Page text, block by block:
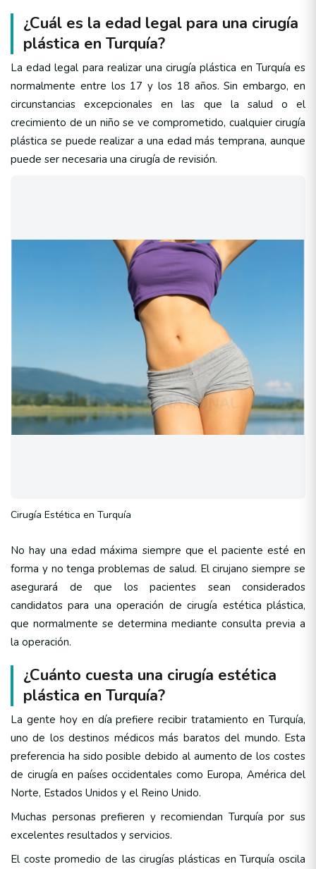
¿Cuál es la edad legal para una cirugía
plástica en Turquía?
La edad legal para realizar una cirugía plástica en Turquía es
normalmente entre los 17 y los 18 años. Sin embargo, en
circunstancias excepcionales en las que la salud o el
crecimiento de un niño se ve comprometido, cualquier cirugía
plástica se puede realizar a una edad más temprana, aunque
puede ser necesaria una cirugía de revisión.
Cirugía Estética en Turquía
No hay una edad máxima siempre que el paciente esté en
forma y no tenga problemas de salud. El cirujano siempre se
asegurará de que los pacientes sean considerados
candidatos para una operación de cirugía estética plástica,
que normalmente se determina mediante consulta previa a
la operación.
¿Cuánto cuesta una cirugía estética
plástica en Turquía?
La gente hoy en día prefiere recibir tratamiento en Turquía,
uno de los destinos médicos más baratos del mundo. Esta
preferencia ha sido posible debido al aumento de los costes
de cirugía en países occidentales como Europa, América del
Norte, Estados Unidos y el Reino Unido.
Muchas personas prefieren y recomiendan Turquía por sus
excelentes resultados y servicios.
El coste promedio de las cirugías plásticas en Turquía oscila